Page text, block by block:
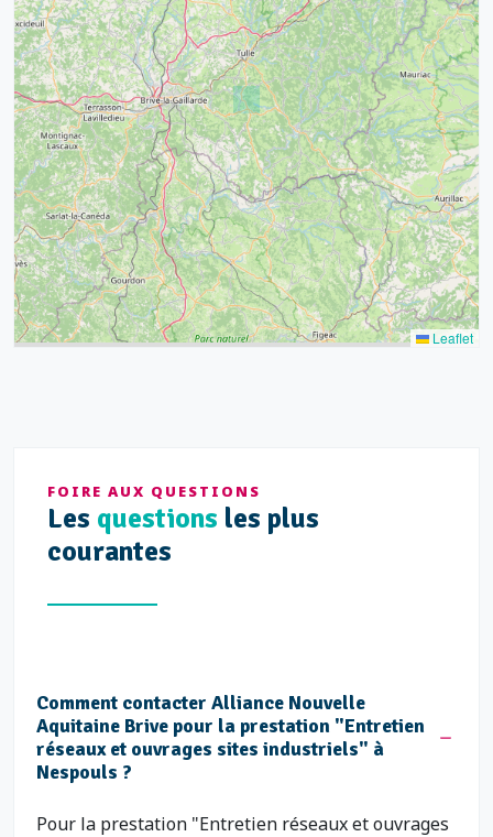
15
21
14
32
39
52 68
43
Leaflet
FOIRE AUX QUESTIONS
Les questions les plus
courantes
Comment contacter Alliance Nouvelle
Aquitaine Brive pour la prestation "Entretien
réseaux et ouvrages sites industriels" à
Nespouls ?
Pour la prestation "Entretien réseaux et ouvrages